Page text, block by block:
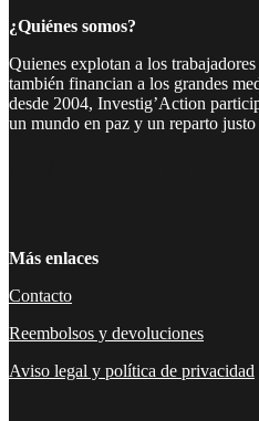
¿Quiénes somos?
Quienes explotan a los
también financian a los grandes
desde 2004, Investig’Action
un mundo en paz y un reparto
Más enlaces
Contacto
Reembolsos y devoluciones
Aviso legal y política de privacidad